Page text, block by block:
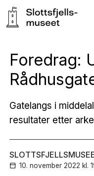
Foredrag:
Gatelangs i
resultater etter
10. november 2022 kl.